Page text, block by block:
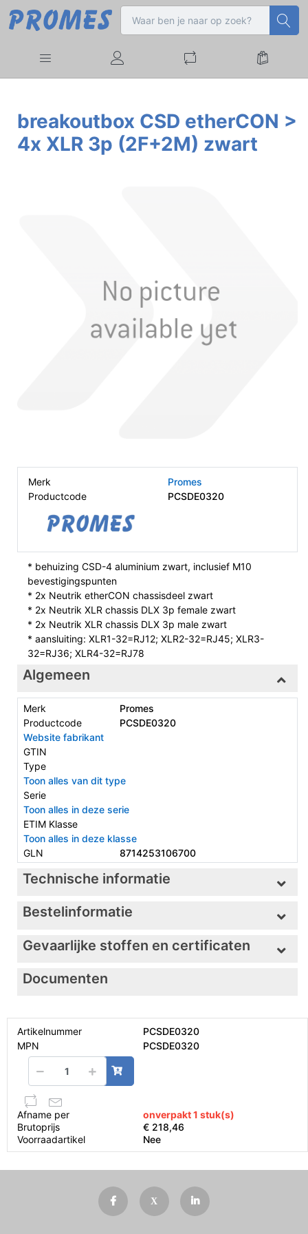
breakoutbox CSD etherCON >
4x XLR 3p (2F+2M) zwart
Merk
Promes
Productcode
PCSDE0320
* behuizing CSD-4 aluminium zwart, inclusief M10
bevestigingspunten
* 2x Neutrik etherCON chassisdeel zwart
* 2x Neutrik XLR chassis DLX 3p female zwart
* 2x Neutrik XLR chassis DLX 3p male zwart
* aansluiting: XLR1-32=RJ12; XLR2-32=RJ45; XLR3-
32=RJ36; XLR4-32=RJ78
Algemeen
Merk
Promes
Productcode
PCSDE0320
Website fabrikant
GTIN
Type
Toon alles van dit type
Serie
Toon alles in deze serie
ETIM Klasse
Toon alles in deze klasse
GLN
8714253106700
Technische informatie
Bestelinformatie
Gevaarlijke stoffen en certificaten
Documenten
Artikelnummer
PCSDE0320
MPN
PCSDE0320
Afname per
onverpakt 1 stuk(s)
Brutoprijs
€ 218,46
Voorraadartikel
Nee